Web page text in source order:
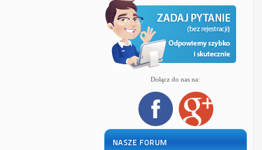
Dołącz do nas na: